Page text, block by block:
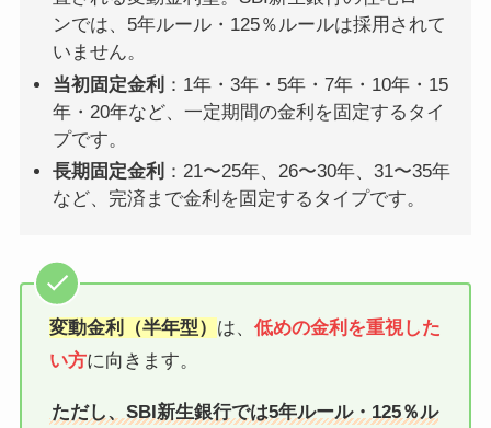
ンでは、5年ルール・125％ルールは採用されて
いません。
当初固定金利 ：1年・3年・5年・7年・10年・15
年・20年など、一定期間の金利を固定するタイ
プです。
長期固定金利 ：21〜25年、26〜30年、31〜35年
など、完済まで金利を固定するタイプです。
変動金利（半年型） は、低めの金利を重視した
い方に向きます。
ただし、SBI新生銀行では5年ルール・125％ル